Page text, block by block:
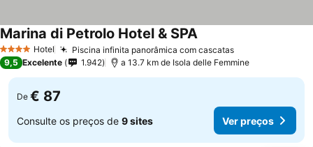
4 EstrelasHotel Piscina infinita panorâmica com cascatas
Marina di Petrolo Hotel & SPA
9,5 Excelente 1.942 a 13.7 km de Isola delle Femmine
De € 87
Consulte os preços de 9 sites Ver preços